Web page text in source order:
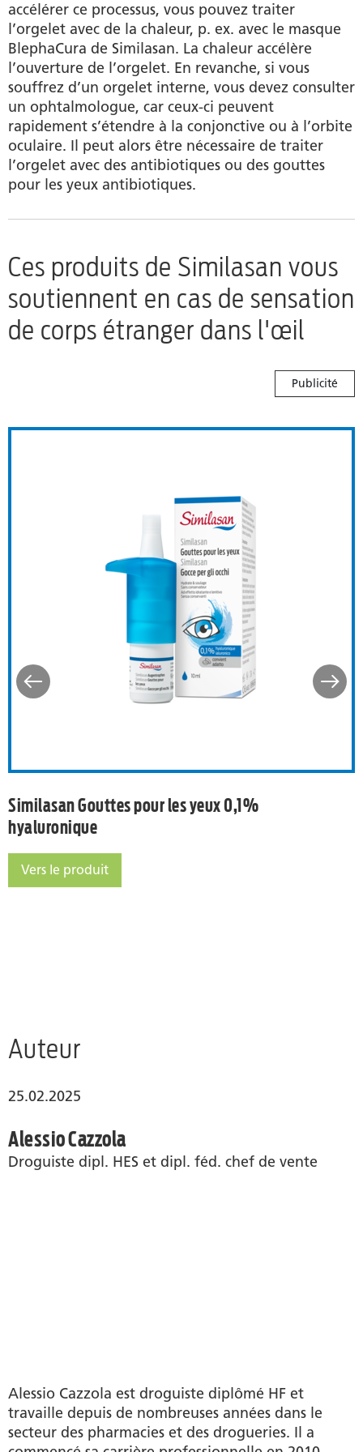
accélérer ce processus, vous pouvez traiter
l’orgelet avec de la chaleur, p. ex. avec le masque
BlephaCura de Similasan. La chaleur accélère
l’ouverture de l’orgelet. En revanche, si vous
souffrez d’un orgelet interne, vous devez consulter
un ophtalmologue, car ceux-ci peuvent
rapidement s’étendre à la conjonctive ou à l’orbite
oculaire. Il peut alors être nécessaire de traiter
l’orgelet avec des antibiotiques ou des gouttes
pour les yeux antibiotiques.
Ces produits de Similasan vous
soutiennent en cas de sensation
de corps étranger dans l'œil
Publicité
Similasan Gouttes pour
Similasan Gouttes pour les yeux 0,1%
hyaluronique
Similasan Gouttes pour les yeux 0,1% hyaluronique
Vers le produit
Auteur
25.02.2025
Alessio Cazzola
Droguiste dipl. HES et dipl. féd. chef de vente
Alessio Cazzola est droguiste diplômé HF et
travaille depuis de nombreuses années dans le
secteur des pharmacies et des drogueries. Il a